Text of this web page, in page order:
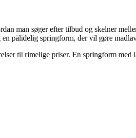
man søger efter tilbud og skelner
pålidelig springform, der vil gøre
til rimelige priser. En springform